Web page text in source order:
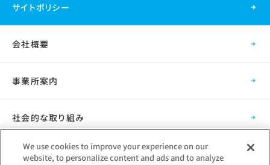
サイトポリシー
会社概要
事業所案内
社会的な取り組み
採用情報
We use cookies to improve your experience on our
website, to personalize content and ads and to analyze